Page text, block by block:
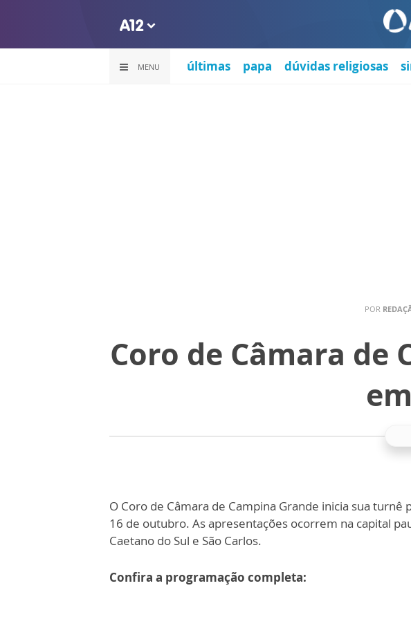
MENU últimas papa dúvidas religiosas
POR
Coro de Câmara
O Coro de Câmara de Campina Grande inicia sua turnê
16 de outubro. As apresentações ocorrem na capital
Caetano do Sul e São Carlos.
Confira a programação completa: